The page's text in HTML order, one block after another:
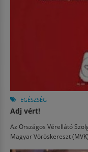
EGÉSZSÉG
Adj vért!
Az Országos Vérellátó
Magyar Vöröskereszt